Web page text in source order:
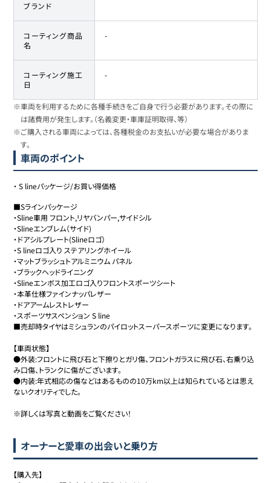
ブランド
コーティング商品
名
-
コーティング施工
日
-
※車両を利用するために各種手続きをご自身で行う必要があります。その際に
は諸費用が発生します。（名義変更・車庫証明取得、等）
※ご購入される車両によっては、各種税金のお支払いが必要な場合がありま
す。
車両のポイント
・S lineパッケージ/お買い得価格
■Sラインパッケージ
・Sline車用 フロント,リヤバンパー,サイドシル
・Slineエンブレム（サイド)
・ドアシルプレート(Slineロゴ）
・S lineロゴ入り ステアリングホイール
・マットブラッシュトアルミニウム パネル
・ブラックヘッドライニング
・Slineエンボス加工ロゴ入りフロントスポーツシート
・本革仕様ファインナッパレザー
・ドアアームレストレザー
・スポーツサスペンション S line
■売却時タイヤはミシュランのパイロットスーパースポーツに変更になります。
【車両状態】
●外装:フロントに飛び石と下擦りとガリ傷、フロントガラスに飛び石、右乗り込
み口傷、トランクに傷がございます。
●内装:年式相応の傷などはあるものの10万km以上は知られているとは思え
ないクオリティでした。
オーナーと愛車の出会いと乗り方
【購入先】